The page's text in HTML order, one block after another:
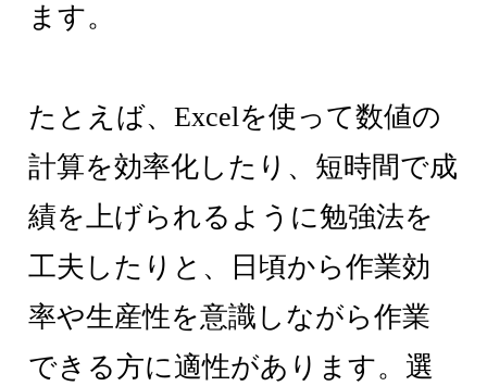
ます。
たとえば、Excelを使って数値の
計算を効率化したり、短時間で成
績を上げられるように勉強法を
工夫したりと、日頃から作業効
率や生産性を意識しながら作業
できる方に適性があります。選